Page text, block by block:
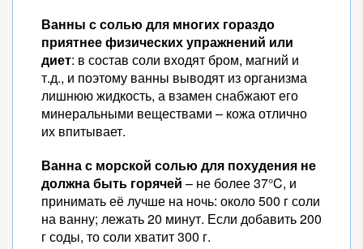
Ванны с солью для многих гораздо
приятнее физических упражнений или
диет: в состав соли входят бром, магний и
т.д., и поэтому ванны выводят из организма
лишнюю жидкость, а взамен снабжают его
минеральными веществами – кожа отлично
их впитывает.
Ванна с морской солью для похудения не
должна быть горячей – не более 37°C, и
принимать её лучше на ночь: около 500 г соли
на ванну; лежать 20 минут. Если добавить 200
г соды, то соли хватит 300 г.